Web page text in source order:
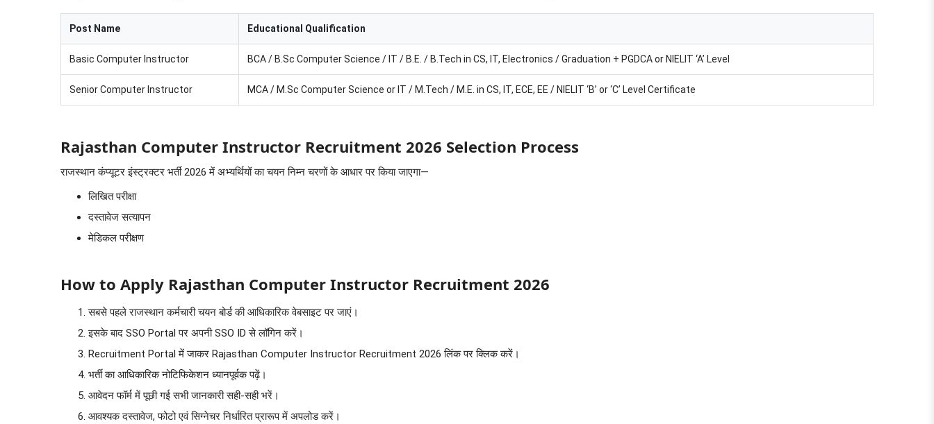
Post Name Educational Qualification
Basic Computer Instructor BCA / B.Sc Computer Science / IT / B.E. / B.Tech in CS, IT, Electronics / Graduation + PGDCA or NIELIT ‘A’ Level
Senior Computer Instructor MCA / M.Sc Computer Science or IT / M.Tech / M.E. in CS, IT, ECE, EE / NIELIT ‘B’ or ‘C’ Level Certificate
Rajasthan Computer Instructor Recruitment 2026 Selection Process
राजस्थान कंप्यूटर इंस्ट्रक्टर भर्ती 2026 में अभ्यर्थियों का चयन निम्न चरणों के आधार पर किया जाएगा—
लिखित परीक्षा
दस्तावेज सत्यापन
मेडिकल परीक्षण
How to Apply Rajasthan Computer Instructor Recruitment 2026
सबसे पहले राजस्थान कर्मचारी चयन बोर्ड की आधिकारिक वेबसाइट पर जाएं।
इसके बाद SSO Portal पर अपनी SSO ID से लॉगिन करें।
Recruitment Portal में जाकर Rajasthan Computer Instructor Recruitment 2026 लिंक पर क्लिक करें।
भर्ती का आधिकारिक नोटिफिकेशन ध्यानपूर्वक पढ़ें।
आवेदन फॉर्म में पूछी गई सभी जानकारी सही-सही भरें।
आवश्यक दस्तावेज, फोटो एवं सिग्नेचर निर्धारित प्रारूप में अपलोड करें।